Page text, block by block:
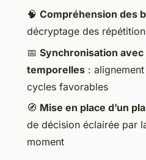
🧠 Compréhension des
décryptage des
📅 Synchronisation
temporelles :
cycles favorables
🧭 Mise en place d’un
de décision éclairée par
moment